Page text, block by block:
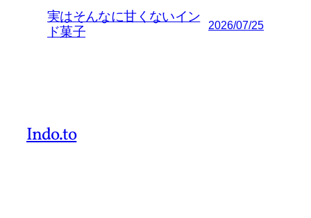
実はそんなに甘くないイン
ド菓子
2026/07/25
Indo.to